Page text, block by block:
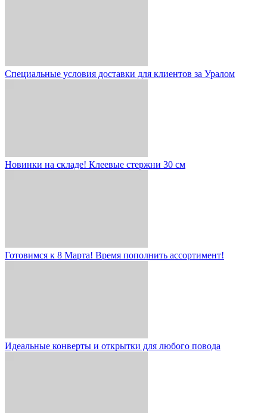
Специальные условия доставки для клиентов за Уралом
Новинки на складе! Клеевые стержни 30 см
Готовимся к 8 Марта! Время пополнить ассортимент!
Идеальные конверты и открытки для любого повода